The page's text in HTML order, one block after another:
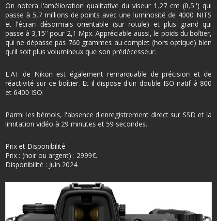
On notera l'amélioration qualitative du viseur 1,27 cm (0,5'') qui
passe à 5,7 millions de points avec une luminosité de 4000 NITS
et l'écran désormais orientable (sur rotule) et plus grand qui
passe à 3,15'' pour 2,1 Mpx. Appréciable aussi, le poids du boîtier,
qui ne dépasse pas 760 grammes au complet (hors optique) bien
qu'il soit plus volumineux que son prédécesseur.
L'AF de Nikon est également remarquable de précision et de
réactivité sur ce boîtier. Et il dispose d'un double ISO natif à 800
et 6400 ISO.
Parmi les bémols, l'absence d'enregistrement direct sur SSD et la
limitation vidéo à 29 minutes et 59 secondes.
Prix et Disponibilité
Prix : (noir ou argent) : 2999€.
Disponibilité : Juin 2024